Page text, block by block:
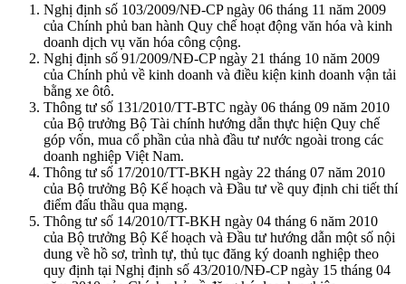
Nghị định số 103/2009/NĐ-CP ngày 06 tháng 11 năm 2009
của Chính phủ ban hành Quy chế hoạt động văn hóa và kinh
doanh dịch vụ văn hóa công cộng.
Nghị định số 91/2009/NĐ-CP ngày 21 tháng 10 năm 2009
của Chính phủ về kinh doanh và điều kiện kinh doanh vận tải
bằng xe ôtô.
Thông tư số 131/2010/TT-BTC ngày 06 tháng 09 năm 2010
của Bộ trưởng Bộ Tài chính hướng dẫn thực hiện Quy chế
góp vốn, mua cổ phần của nhà đầu tư nước ngoài trong các
doanh nghiệp Việt Nam.
Thông tư số 17/2010/TT-BKH ngày 22 tháng 07 năm 2010
của Bộ trưởng Bộ Kế hoạch và Đầu tư về quy định chi tiết thí
điểm đấu thầu qua mạng.
Thông tư số 14/2010/TT-BKH ngày 04 tháng 6 năm 2010
của Bộ trưởng Bộ Kế hoạch và Đầu tư hướng dẫn một số nội
dung về hồ sơ, trình tự, thủ tục đăng ký doanh nghiệp theo
quy định tại Nghị định số 43/2010/NĐ-CP ngày 15 tháng 04